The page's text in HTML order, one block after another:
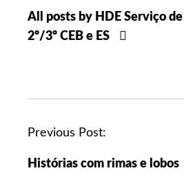
All posts by HDE Serviço
2º/3º CEB e ES
Previous Post:
Histórias com rimas e lobos